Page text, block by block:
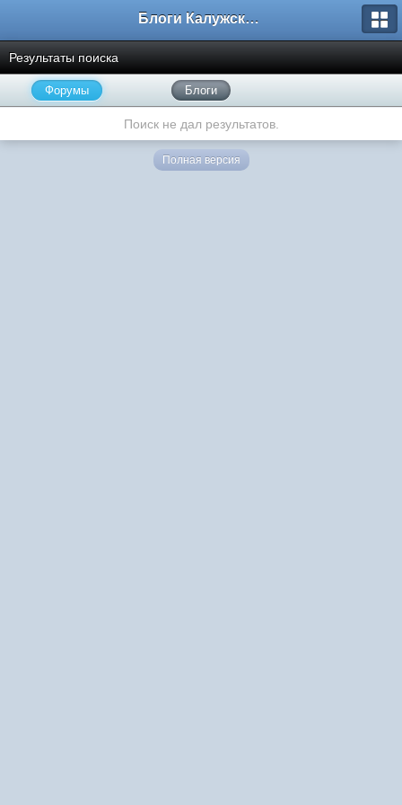
Блоги Калужского перекрестка
Результаты поиска
Форумы Блоги
Поиск не дал результатов.
Полная версия